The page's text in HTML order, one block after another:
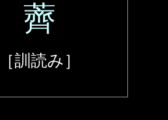
薺
［訓読み］